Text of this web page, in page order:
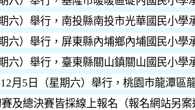
六）舉行，南投縣南投市光華國民小學
六）舉行，屏東縣內埔鄉內埔國民小學
六）舉行，臺東縣關山鎮關山國民小學
12月 5 日（星期六）舉行，桃園市龍潭區
及總決賽皆採線上報名（報名網站另